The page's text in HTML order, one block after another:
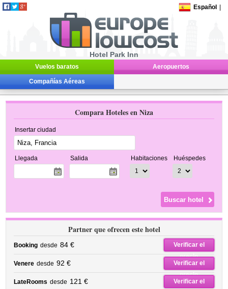
Español
Hotel Park Inn
Vuelos baratos Aeropuertos
Compañías Aéreas
Compara Hoteles en Niza
Insertar ciudad
Llegada Salida Habitaciones Huéspedes
Partner que ofrecen este hotel
Booking desde 84 €
Verificar el
precio
Venere desde 92 €
Verificar el
precio
LateRooms desde 121 €
Verificar el